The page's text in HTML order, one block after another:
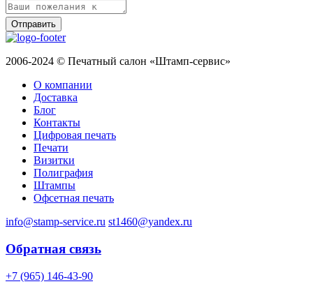
Отправить
2006-2024 © Печатный салон «Штамп-сервис»
О компании
Доставка
Блог
Контакты
Цифровая печать
Печати
Визитки
Полиграфия
Штампы
Офсетная печать
info@stamp-service.ru st1460@yandex.ru
Обратная связь
+7 (965) 146-43-90